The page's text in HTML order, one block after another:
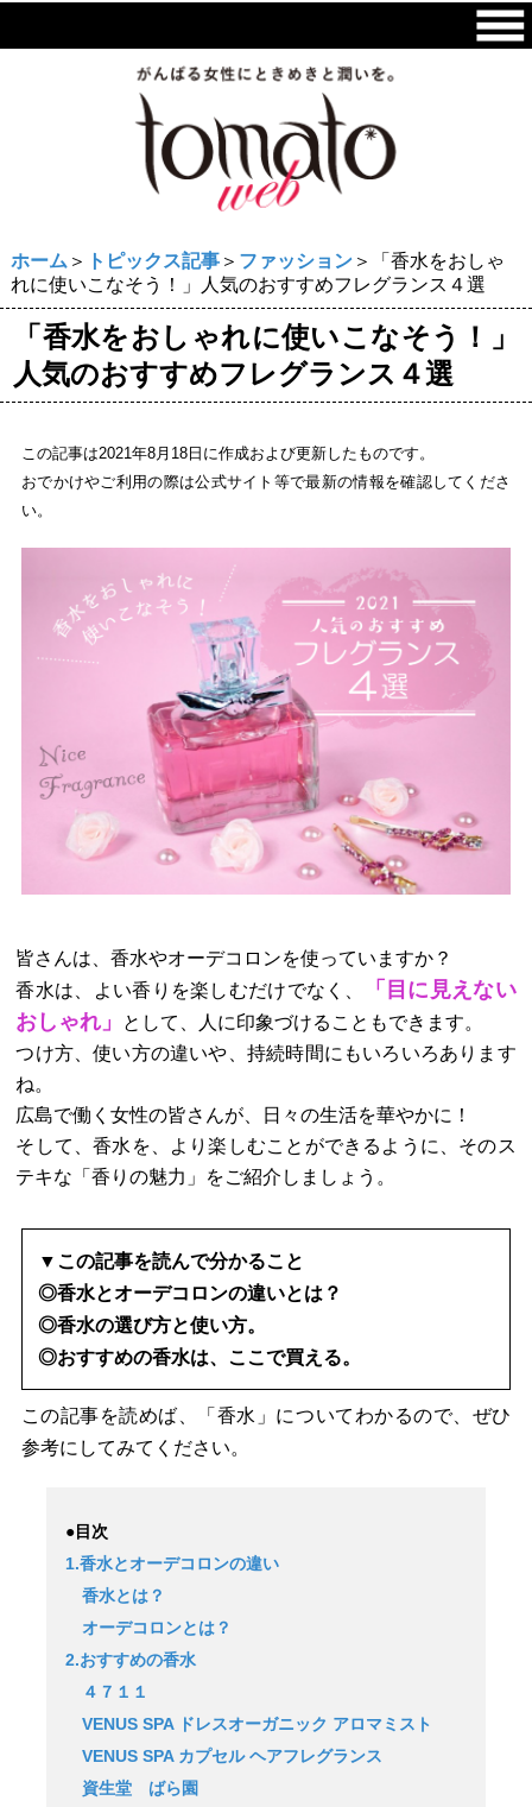
ホーム ＞ トピックス記事＞ ファッション＞「香水をおしゃ
れに使いこなそう！」人気のおすすめフレグランス４選
「香水をおしゃれに使いこなそう！」
人気のおすすめフレグランス４選
この記事は2021年8月18日に作成および更新したものです。
おでかけやご利用の際は公式サイト等で最新の情報を確認してくださ
い。
皆さんは、香水やオーデコロンを使っていますか？
香水は、よい香りを楽しむだけでなく、
「目に見えない
おしゃれ」
として、人に印象づけることもできます。
つけ方、使い方の違いや、持続時間にもいろいろあります
ね。
広島で働く女性の皆さんが、日々の生活を華やかに！
そして、香水を、より楽しむことができるように、そのス
テキな「香りの魅力」をご紹介しましょう。
▼この記事を読んで分かること
◎香水とオーデコロンの違いとは？
◎香水の選び方と使い方。
◎おすすめの香水は、ここで買える。
この記事を読めば、「香水」についてわかるので、ぜひ
参考にしてみてください。
●目次
1.香水とオーデコロンの違い
香水とは？
オーデコロンとは？
2.おすすめの香水
４７１１
VENUS SPA ドレスオーガニック アロマミスト
VENUS SPA カプセル ヘアフレグランス
資生堂 ばら園